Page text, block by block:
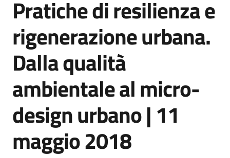
Norme
e
atti
Seguici
su
Pratiche di resilienza e
rigenerazione urbana.
Dalla qualità
ambientale al micro-
design urbano | 11
maggio 2018